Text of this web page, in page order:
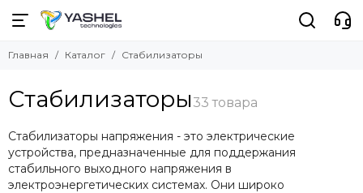
Главная Каталог Стабилизаторы
Стабилизаторы
Стабилизаторы напряжения - это электрические
устройства, предназначенные для поддержания
стабильного выходного напряжения в
электроэнергетических системах. Они широко